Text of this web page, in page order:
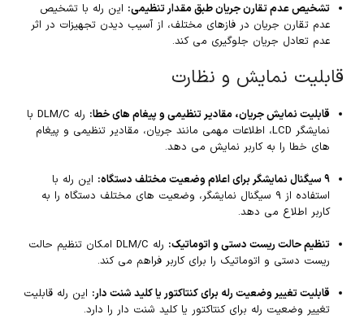
تشخیص عدم تقارن جریان طبق مقدار تنظیمی: این رله با تشخیص
عدم تقارن جریان در فازهای مختلف، از آسیب دیدن تجهیزات در اثر
عدم تعادل جریان جلوگیری می کند.
قابلیت نمایش و نظارت
قابلیت نمایش جریان، مقادیر تنظیمی و پیغام های خطا:
رله DLM/C با
نمایشگر LCD، اطلاعات مهمی مانند جریان، مقادیر تنظیمی و پیغام
های خطا را به کاربر نمایش می دهد.
۹ سیگنال نمایشگر برای اعلام وضعیت مختلف دستگاه:
این رله با
استفاده از ۹ سیگنال نمایشگر، وضعیت های مختلف دستگاه را به
کاربر اطلاع می دهد.
تنظیم حالت ریست دستی و اتوماتیک:
رله DLM/C امکان تنظیم حالت
ریست دستی و اتوماتیک را برای کاربر فراهم می کند.
قابلیت تغییر وضعیت رله برای کنتاکتور یا کلید شنت دار: این رله قابلیت
تغییر وضعیت رله برای کنتاکتور یا کلید شنت دار را دارد.